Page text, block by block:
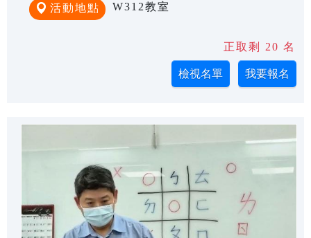
活動地點 W312教室
正取剩 20 名